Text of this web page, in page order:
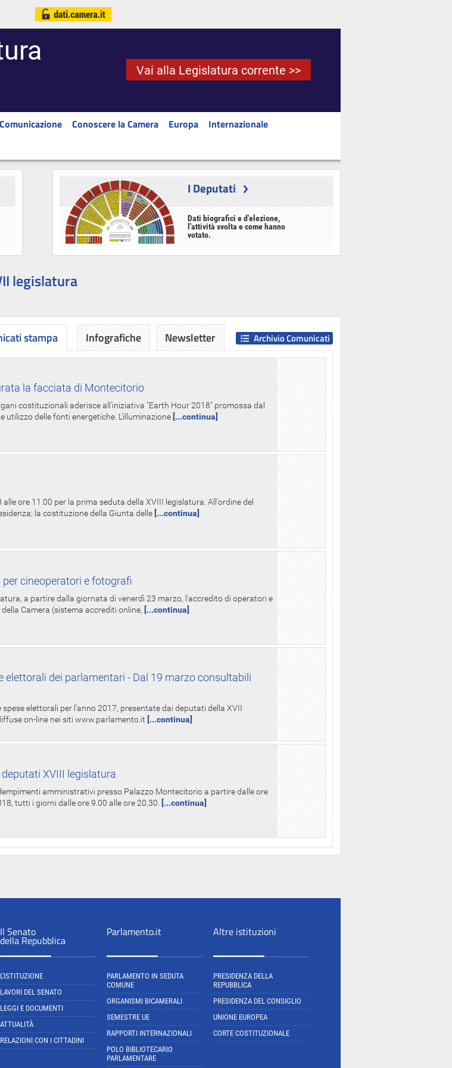
Vai alla Legislatura corrente >>
Comunicazione Conoscere la Camera Europa
Internazionale
I Deputati
Dati biografici e d'elezione,
l'attività svolta e come hanno
votato.
legislatura
stampa
la facciata di Montecitorio
costituzionali aderisce all'iniziativa "Earth Hour 2018" promossa dal
utilizzo delle fonti energetiche. L'illuminazione [...continua]
ore 11.00 per la prima seduta della XVIII legislatura. All'ordine del
la costituzione della Giunta delle [...continua]
cineoperatori e fotografi
a partire dalla giornata di venerdì 23 marzo, l'accredito di operatori e
Camera (sistema accrediti online, [...continua]
elettorali dei parlamentari - Dal 19 marzo consultabili
elettorali per l'anno 2017, presentate dai deputati della XVII
on-line nei siti www.parlamento.it [...continua]
XVIII legislatura
amministrativi presso Palazzo Montecitorio a partire dalle ore
tutti i giorni dalle ore 9.00 alle ore 20.30.
[...continua]
Archivio Comunicati
Infografiche Newsletter
Il Senato
della Repubblica
L'ISTITUZIONE
LAVORI DEL SENATO
LEGGI E DOCUMENTI
ATTUALITÀ
RELAZIONI CON I CITTADINI
Parlamento.it
PARLAMENTO IN SEDUTA
COMUNE
ORGANISMI BICAMERALI
SEMESTRE UE
RAPPORTI INTERNAZIONALI
POLO BIBLIOTECARIO
PARLAMENTARE
Altre istituzioni
PRESIDENZA DELLA
REPUBBLICA
PRESIDENZA DEL CONSIGLIO
UNIONE EUROPEA
CORTE COSTITUZIONALE